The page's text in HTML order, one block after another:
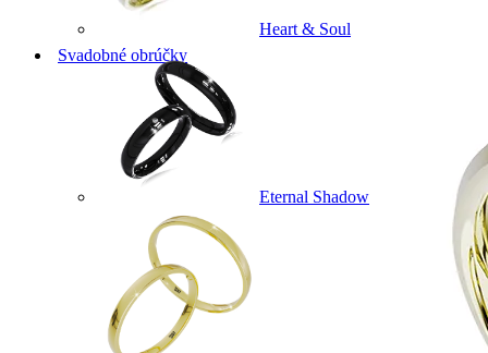
Svadobné obrúčky
Heart & Soul
Eternal Shadow